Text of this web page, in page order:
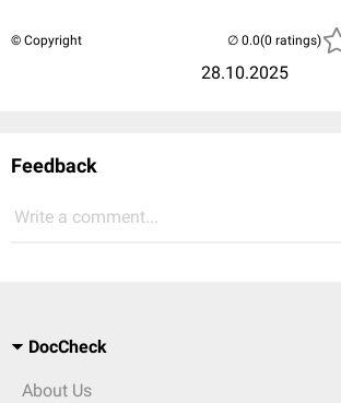
© Copyright
28.10.2025
(0 ratings)
Feedback
Write a comment...
DocCheck
About Us